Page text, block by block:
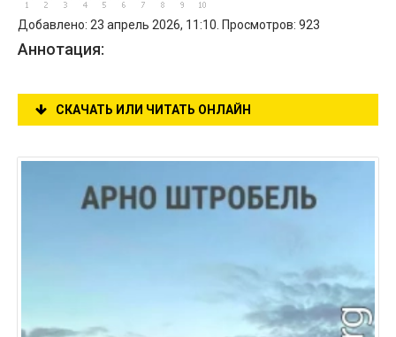
Добавлено: 23 апрель 2026, 11:10. Просмотров: 923
Аннотация:
СКАЧАТЬ ИЛИ ЧИТАТЬ ОНЛАЙН